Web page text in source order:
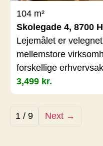
104 m²
Skolegade 4, 8700
Lejemålet er
mellemstore
forskellige
3,499 kr.
1 / 9 Next →